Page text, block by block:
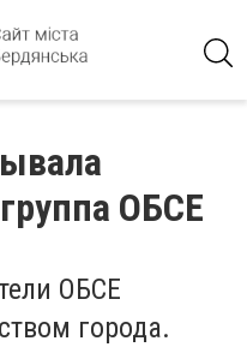
ОБСЕ
ОБСЕ
города.